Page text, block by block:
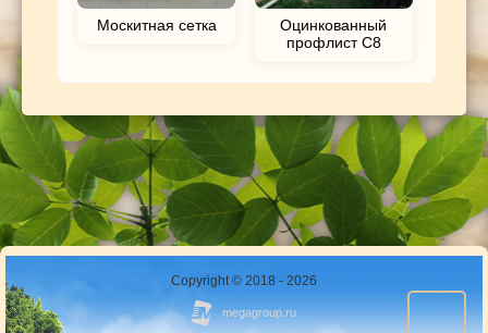
Москитная сетка
Оцинкованный
профлист С8
Copyright © 2018 - 2026